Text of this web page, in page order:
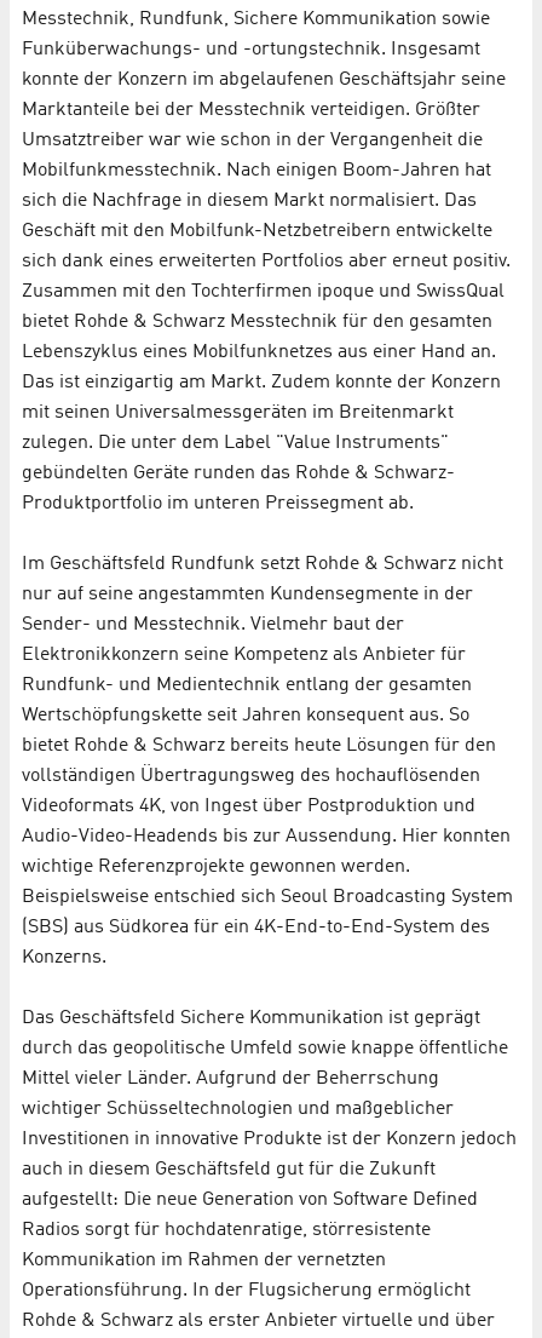
Messtechnik, Rundfunk, Sichere Kommunikation sowie
Funküberwachungs- und -ortungstechnik. Insgesamt
konnte der Konzern im abgelaufenen Geschäftsjahr seine
Marktanteile bei der Messtechnik verteidigen. Größter
Umsatztreiber war wie schon in der Vergangenheit die
Mobilfunkmesstechnik. Nach einigen Boom-Jahren hat
sich die Nachfrage in diesem Markt normalisiert. Das
Geschäft mit den Mobilfunk-Netzbetreibern entwickelte
sich dank eines erweiterten Portfolios aber erneut positiv.
Zusammen mit den Tochterfirmen ipoque und SwissQual
bietet Rohde & Schwarz Messtechnik für den gesamten
Lebenszyklus eines Mobilfunknetzes aus einer Hand an.
Das ist einzigartig am Markt. Zudem konnte der Konzern
mit seinen Universalmessgeräten im Breitenmarkt
zulegen. Die unter dem Label "Value Instruments"
gebündelten Geräte runden das Rohde & Schwarz-
Produktportfolio im unteren Preissegment ab.
Im Geschäftsfeld Rundfunk setzt Rohde & Schwarz nicht
nur auf seine angestammten Kundensegmente in der
Sender- und Messtechnik. Vielmehr baut der
Elektronikkonzern seine Kompetenz als Anbieter für
Rundfunk- und Medientechnik entlang der gesamten
Wertschöpfungskette seit Jahren konsequent aus. So
bietet Rohde & Schwarz bereits heute Lösungen für den
vollständigen Übertragungsweg des hochauflösenden
Videoformats 4K, von Ingest über Postproduktion und
Audio-Video-Headends bis zur Aussendung. Hier konnten
wichtige Referenzprojekte gewonnen werden.
Beispielsweise entschied sich Seoul Broadcasting System
(SBS) aus Südkorea für ein 4K-End-to-End-System des
Konzerns.
Das Geschäftsfeld Sichere Kommunikation ist geprägt
durch das geopolitische Umfeld sowie knappe öffentliche
Mittel vieler Länder. Aufgrund der Beherrschung
wichtiger Schüsseltechnologien und maßgeblicher
Investitionen in innovative Produkte ist der Konzern jedoch
auch in diesem Geschäftsfeld gut für die Zukunft
aufgestellt: Die neue Generation von Software Defined
Radios sorgt für hochdatenratige, störresistente
Kommunikation im Rahmen der vernetzten
Operationsführung. In der Flugsicherung ermöglicht
Rohde & Schwarz als erster Anbieter virtuelle und über